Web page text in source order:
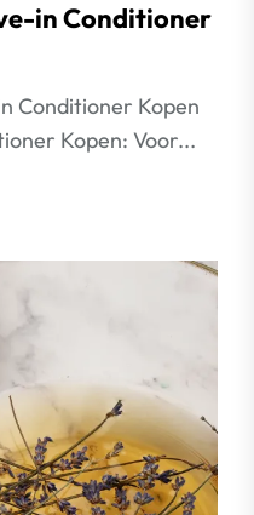
in Conditioner
Conditioner Kopen
Kopen: Voor...